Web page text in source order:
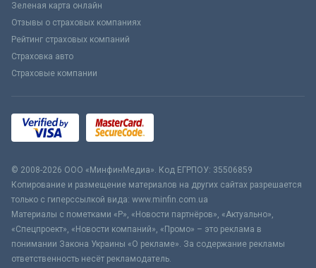
Зеленая карта онлайн
Отзывы о страховых компаниях
Рейтинг страховых компаний
Страховка авто
Страховые компании
© 2008-2026 ООО «МинфинМедиа». Код ЕГРПОУ: 35506859
Копирование и размещение материалов на других сайтах разрешается
только с гиперссылкой вида: www.minfin.com.ua
Материалы с пометками «Р», «Новости партнёров», «Актуально»,
«Спецпроект», «Новости компаний», «Промо» – это реклама в
понимании Закона Украины «О рекламе». За содержание рекламы
ответственность несёт рекламодатель.